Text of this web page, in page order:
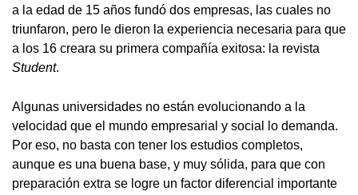
a la edad de 15 años fundó dos empresas, las cuales no
triunfaron, pero le dieron la experiencia necesaria para que
a los 16 creara su primera compañía exitosa: la revista
Student.
Algunas universidades no están evolucionando a la
velocidad que el mundo empresarial y social lo demanda.
Por eso, no basta con tener los estudios completos,
aunque es una buena base, y muy sólida, para que con
preparación extra se logre un factor diferencial importante